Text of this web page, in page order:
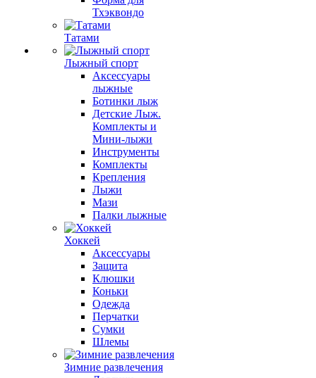
Тхэквондо
Татами
Лыжный спорт
Аксессуары
лыжные
Ботинки лыж
Детские Лыж.
Комплекты и
Мини-лыжи
Инструменты
Комплекты
Крепления
Лыжи
Мази
Палки лыжные
Хоккей
Аксессуары
Защита
Клюшки
Коньки
Одежда
Перчатки
Сумки
Шлемы
Зимние развлечения